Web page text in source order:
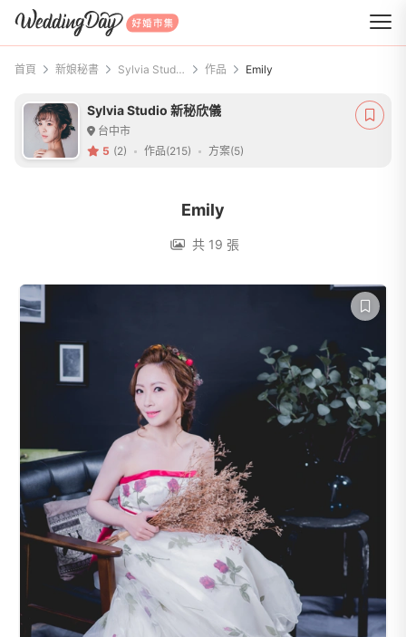
WeddingDay 好婚市集
首頁 新娘秘書 Sylvia Studio 新秘欣儀 作品 Emily
Sylvia Studio 新秘欣儀
台中市
5 (2) 作品(215) 方案(5)
Emily
共 19 張